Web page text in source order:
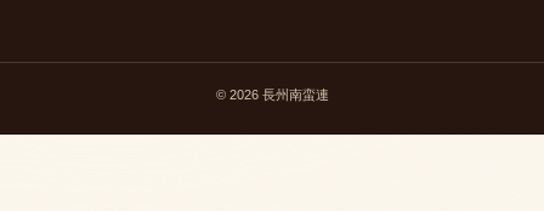
© 2026 長州南蛮連